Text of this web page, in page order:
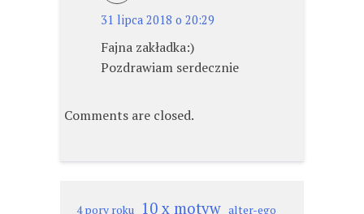
31 lipca 2018 o 20:29
Fajna zakładka:)
Pozdrawiam serdecznie
Comments are closed.
4 pory roku 10 x motyw alter-ego